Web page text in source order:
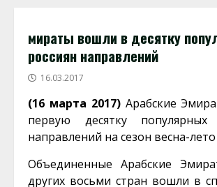
мираты вошли в десятку
россиян направлений
16.03.2017
(16 марта 2017)Арабские
первую десятку
направлений на сезон весна-лето
Объединенные Арабские
других восьми стран вошли в